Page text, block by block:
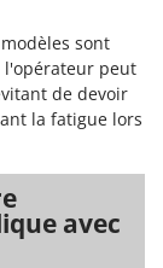
sont
peut
de devoir
la fatigue lors
avec